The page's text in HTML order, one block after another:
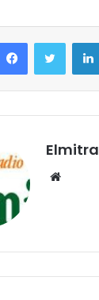
FacebookTwitter
Elmitra
Website